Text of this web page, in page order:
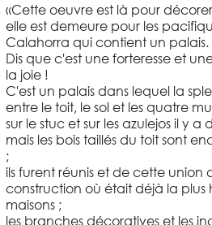
«Cette oeuvre est là pour
elle est demeure pour les
Calahorra qui contient un palais.
Dis que c'est une forteresse et
la joie !
C'est un palais dans lequel la
entre le toit, le sol et les quatre
sur le stuc et sur les azulejos il y a
mais les bois taillés du toit sont
;
ils furent réunis et de cette
construction où était déjà la plus
maisons ;
les branches décoratives et les